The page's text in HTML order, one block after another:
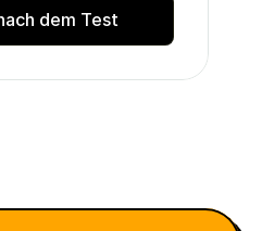
dem Test